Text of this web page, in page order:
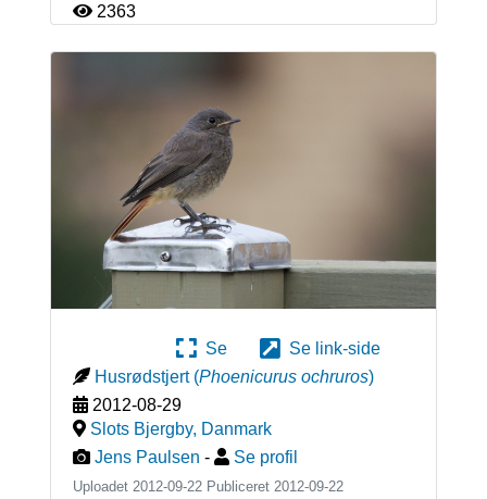
2363
Se
Se link-side
Husrødstjert (Phoenicurus ochruros)
2012-08-29
Slots Bjergby, Danmark
Jens Paulsen - Se profil
Uploadet 2012-09-22 Publiceret 2012-09-22